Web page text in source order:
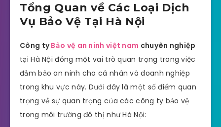
Tổng Quan về Các Loại Dịch
Vụ Bảo Vệ Tại Hà Nội
Công tyBảo vệ an ninh việt nam chuyên nghiệp
tại Hà Nội đóng một vai trò quan trọng trong việc
đảm bảo an ninh cho cá nhân và doanh nghiệp
trong khu vực này. Dưới đây là một số điểm quan
trọng về sự quan trọng của các công ty bảo vệ
trong môi trường đô thị như Hà Nội: